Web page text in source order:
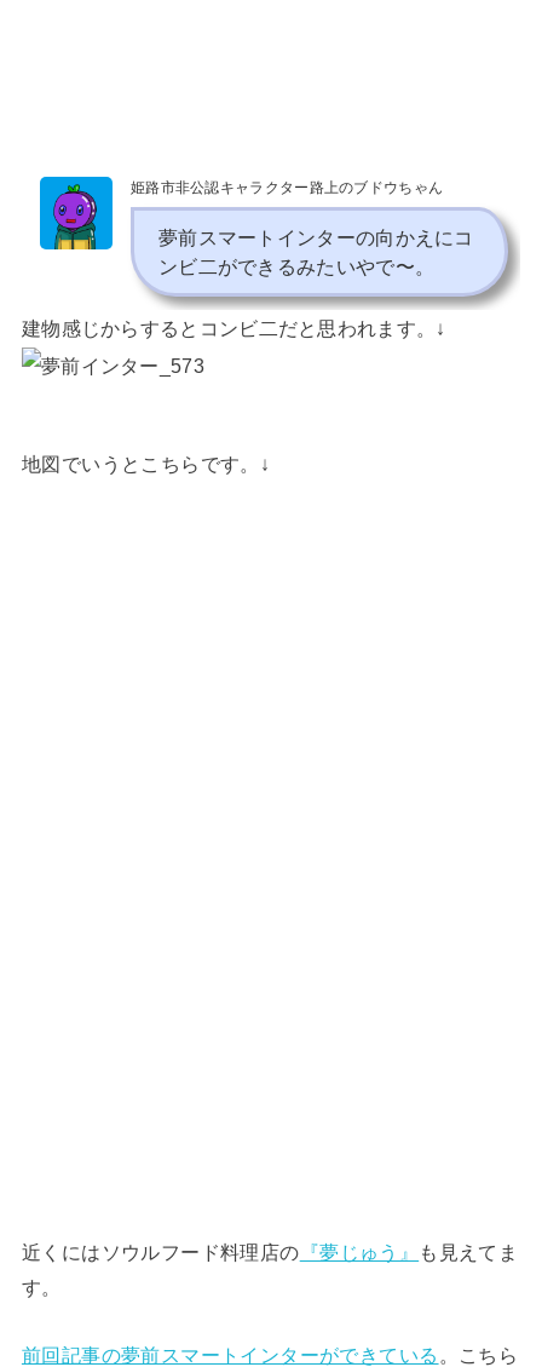
姫路市非公認キャラクター路上のブドウちゃん
夢前スマートインターの向かえにコ
ンビ二ができるみたいやで〜。
建物感じからするとコンビ二だと思われます。↓
地図でいうとこちらです。↓
近くにはソウルフード料理店の 『夢じゅう』
も見えてま
す。
前回記事の夢前スマートインターができている 。こちら